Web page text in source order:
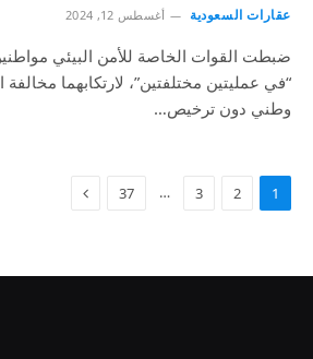
عقارات السعودية أغسطس 12, 2024
ضبطت القوات الخاصة للأمن البيئي
“في عمليتين مختلفتين”، لارتكابهما
وطني دون ترخيص…
1
2
3
…
37